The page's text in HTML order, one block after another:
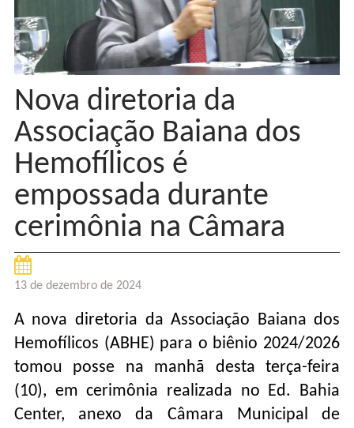
Nova diretoria da
Associação Baiana dos
Hemofílicos é
empossada durante
cerimônia na Câmara
13 de dezembro de 2024
A nova diretoria da Associação Baiana dos
Hemofílicos (ABHE) para o biênio 2024/2026
tomou posse na manhã desta terça-feira
(10), em cerimônia realizada no Ed. Bahia
Center, anexo da Câmara Municipal de